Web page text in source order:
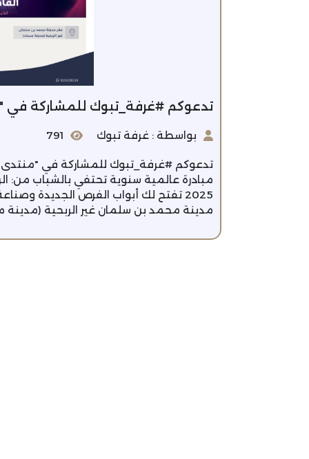
تدعوكم ⁧‫#غرفة_تبوك‬⁩ للمشاركة ‏في "منتدى مسك العالمي 2025"
بواسطة : غرفة تبوك 791
مدينة محمد بن سلمان غير الربحية (مدينة مسك)